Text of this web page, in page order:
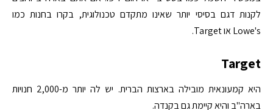
לקנות דגם בסיסי יותר שאינו מתקדם טכנולוגית, בקרו בחנות כמו
Lowe's או Target.
Target
היא קמעונאית מובילה בארצות הברית. יש לה יותר מ-2,000 חנויות
בארה"ב והיא קיימת גם בקנדה.